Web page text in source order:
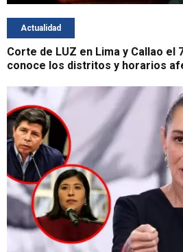
Actualidad
Corte de LUZ en Lima y Callao el
conoce los distritos y horarios